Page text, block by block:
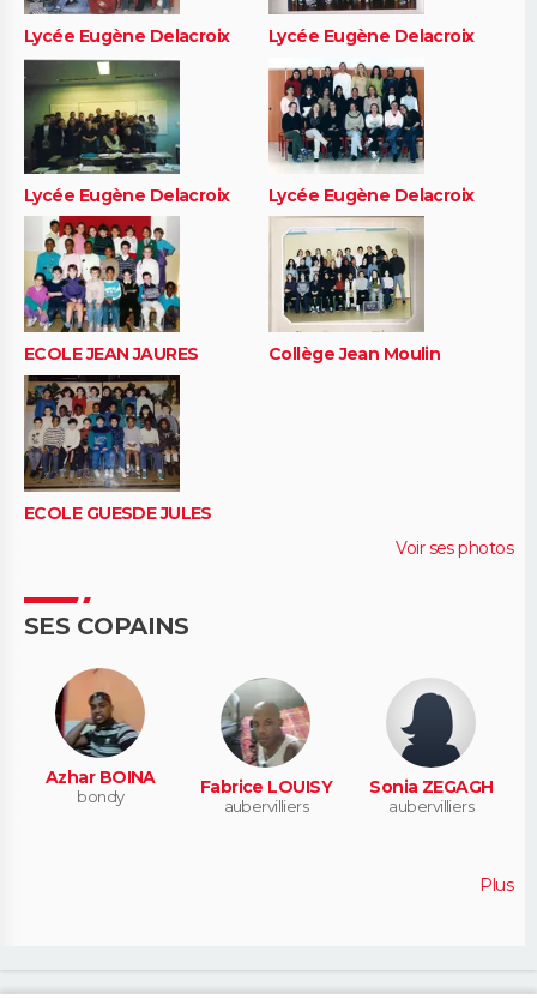
Lycée Eugène Delacroix Lycée Eugène Delacroix
Lycée Eugène Delacroix Lycée Eugène Delacroix
ECOLE JEAN JAURES Collège Jean Moulin
ECOLE GUESDE JULES
Voir ses photos
SES COPAINS
Azhar BOINA
bondy Fabrice LOUISY
aubervilliers
Sonia ZEGAGH
aubervilliers
Plus